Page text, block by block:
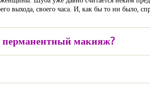
выхода, своего часа. И, как бы то ни было,
перманентный макияж?